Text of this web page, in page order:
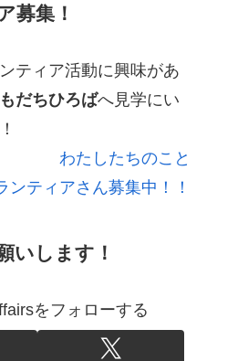
募集！
ティア活動に興味があ
だちひろばへ見学にい
わたしたちのこと
ンティアさん募集中！！
いします！
をフォローする